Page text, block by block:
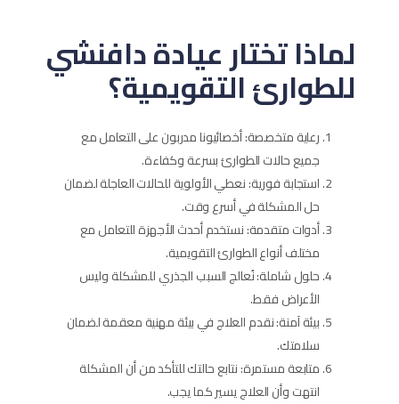
لماذا تختار عيادة دافنشي
للطوارئ التقويمية؟
رعاية متخصصة: أخصائيونا مدربون على التعامل مع
جميع حالات الطوارئ بسرعة وكفاءة.
استجابة فورية: نعطي الأولوية للحالات العاجلة لضمان
حل المشكلة في أسرع وقت.
أدوات متقدمة: نستخدم أحدث الأجهزة للتعامل مع
مختلف أنواع الطوارئ التقويمية.
حلول شاملة: نُعالج السبب الجذري للمشكلة وليس
الأعراض فقط.
بيئة آمنة: نقدم العلاج في بيئة مهنية معقمة لضمان
سلامتك.
متابعة مستمرة: نتابع حالتك للتأكد من أن المشكلة
انتهت وأن العلاج يسير كما يجب.